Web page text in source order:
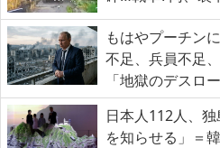
もはやプーチン
不足、兵員不足
「地獄のデスロ
日本人112人、
を知らせる」＝